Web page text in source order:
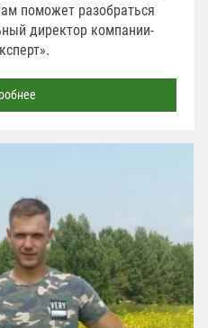
поможет разобраться
директор компании-